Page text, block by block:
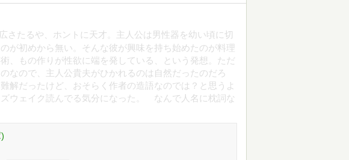
さたるや、ホントに天才。主人公は男性器を幼い頃に切
が初めから無い。そんな彼が興味を持ち始めたのが料理
、もの作りが性欲に端を発している、という発想。ただ
なので、主人公貴夫がひかれるのは自然だったのだろ
解だったけど、おそらく作者の造語なのでは？と思うよ
ウェイク読んでる気分になった。 なんで人名に枕詞な